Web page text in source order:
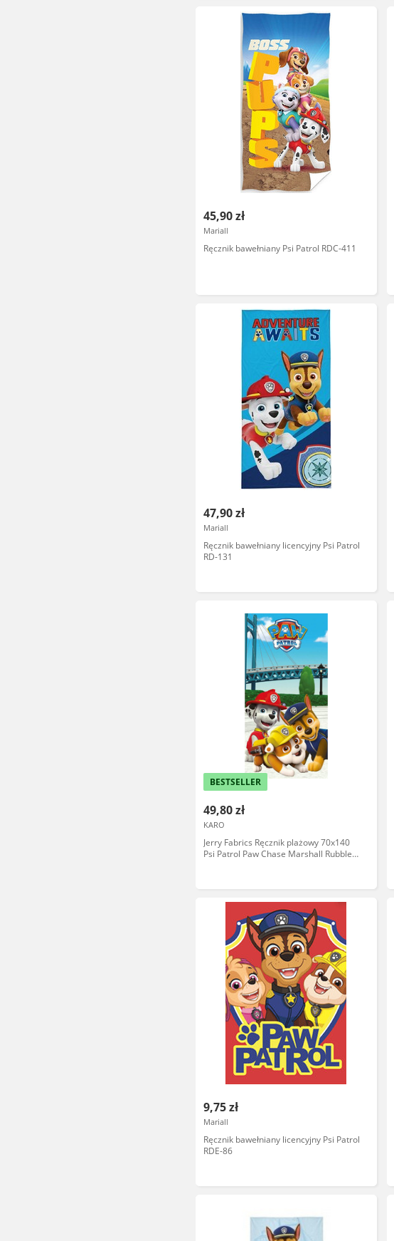
45,90 zł
Mariall
Ręcznik bawełniany Psi Patrol RDC-411
47,90 zł
Mariall
Ręcznik bawełniany licencyjny Psi Patrol
RD-131
BESTSELLER
49,80 zł
KARO
Jerry Fabrics Ręcznik plażowy 70x140
Psi Patrol Paw Chase Marshall Rubble
9,75 zł
Mariall
Ręcznik bawełniany licencyjny Psi Patrol
RDE-86